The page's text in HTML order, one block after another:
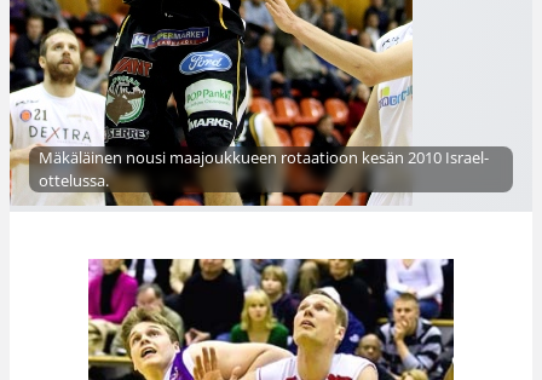
Mäkäläinen nousi maajoukkueen rotaatioon kesän 2010 Israel-
ottelussa.